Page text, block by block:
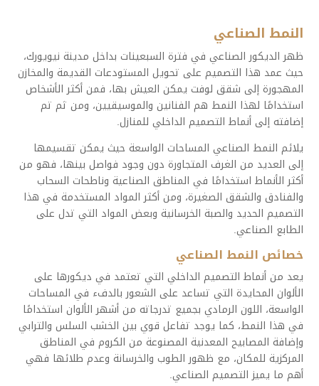
النمط الصناعي
ظهر الديكور الصناعي في فترة السبعينات بداخل مدينة نيويورك،
حيث عمد هذا التصميم على تحويل المستودعات القديمة والمخازن
المهجورة إلى شقق لوفت يمكن العيش بها، فمن أكثر الأشخاص
استخدامًا لهذا النمط هم الفنانين والموسيقيين، ومن ثم تم
إضافته إلى أنماط التصميم الداخلي للمنازل.
يلائم النمط الصناعي المساحات الواسعة حيث يمكن تقسيمها
إلى العديد من الغرف المتجاورة دون وجود فواصل بينها، فهو من
أكثر الأنماط استخدامًا في المناطق الصناعية وناطحات السحاب
والفنادق والشقق الصغيرة، ومن أكثر المواد المستخدمة في هذا
التصميم الحديد والصبة الخرسانية وبعض المواد التي تدل على
الطابع الصناعي.
خصائص النمط الصناعي
يعد من أنماط التصميم الداخلي التي تعتمد في ديكورها على
الألوان المحايدة التي تساعد على الشعور بالدفء في المساحات
الواسعة، اللون الرمادي بجميع تدرجاته من أشهر الألوان استخدامًا
في هذا النمط، كما يوجد تفاعل قوي بين الخشب السلس والترابي
وإضافة المصابيح المعدنية المصنوعة من الكروم في المناطق
المركزية للمكان، مع ظهور الطوب والخرسانة وعدم طلائها فهي
أهم ما يميز التصميم الصناعي.